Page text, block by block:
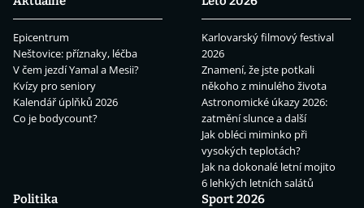
Epicentrum
Neštovice: příznaky, léčba
V čem jezdí Yamal a Mesii?
Kvízy pro seniory
Kalendář úplňků 2026
Co je bodycount?
Karlovarský filmový festival
2026
Znamení, že jste potkali
někoho z minulého života
Astronomické úkazy 2026:
zatmění slunce a další
Jak obléci miminko při
vysokých teplotách?
Jak na dokonalé letní mojito
6 lehkých letních salátů
Politika
Sport 2026